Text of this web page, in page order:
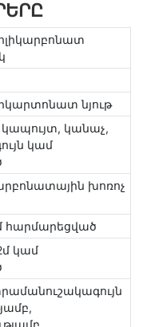
նյութ
կանաչ,
կամ
խոռոչ
հարմարեցված
կամ